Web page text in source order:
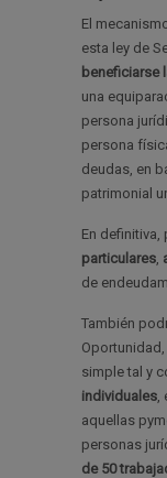
El
esta ley de
beneficiarse
una
persona
persona
deudas, en
patrimonial
En
particulares,
de
También
simple tal y
individuales,
aquellas
personas
de 50